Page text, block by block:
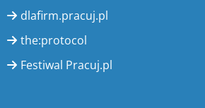
dlafirm.pracuj.pl
the:protocol
Festiwal Pracuj.pl